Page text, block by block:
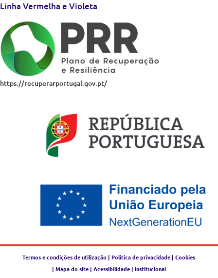
Linha Vermelha e Violeta
https://recuperarportugal.gov.pt/
Termos e condições de utilização |Política de privacidade |Cookies
| Mapa do site| Acessibilidade| Institucional